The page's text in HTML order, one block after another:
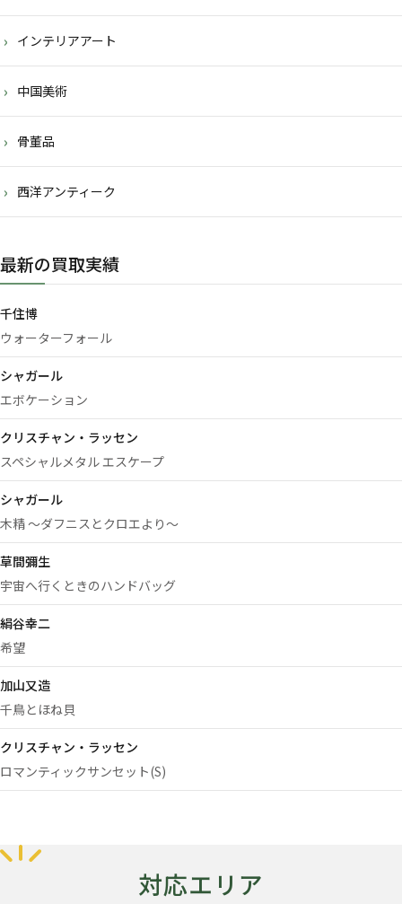
インテリアアート
中国美術
骨董品
西洋アンティーク
最新の買取実績
千住博
ウォーターフォール
シャガール
エボケーション
クリスチャン・ラッセン
スペシャルメタル エスケープ
シャガール
木精 ～ダフニスとクロエより～
草間彌生
宇宙へ行くときのハンドバッグ
絹谷幸二
希望
加山又造
千鳥とほね貝
クリスチャン・ラッセン
ロマンティックサンセット(S)
対応エリア